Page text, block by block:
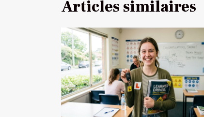
Articles similaires